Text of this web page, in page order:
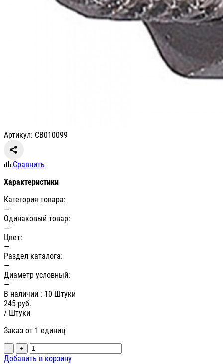
Артикул: СВ010099
Сравнить
Характеристики
Категория товара:
—
Одинаковый товар:
—
Цвет:
—
Раздел каталога:
—
Диаметр условный:
—
В наличии : 10 Штуки
245 руб.
/ Штуки
Заказ от 1 единиц
- +
Добавить в корзину